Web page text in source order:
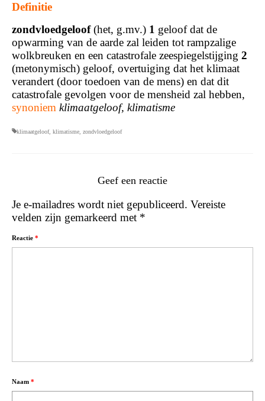
Definitie
zondvloedgeloof(het, g.mv.) 1 geloof dat de
opwarming van de aarde zal leiden tot rampzalige
wolkbreuken en een catastrofale zeespiegelstijging 2
(metonymisch) geloof, overtuiging dat het klimaat
verandert (door toedoen van de mens) en dat dit
catastrofale gevolgen voor de mensheid zal hebben,
synoniem klimaatgeloof, klimatisme
klimaatgeloof, klimatisme zondvloedgeloof
Geef een reactie
Je e-mailadres wordt niet gepubliceerd. Vereiste
velden zijn gemarkeerd met *
Reactie *
Naam *